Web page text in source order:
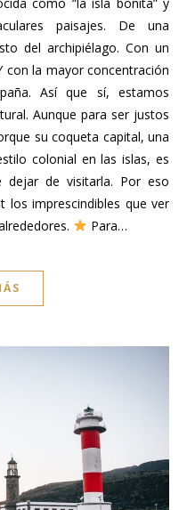
paisajes. De una
del archipiélago. Con un
con la mayor concentración
Así que sí, estamos
Aunque para ser justos
su coqueta capital, una
colonial en las islas, es
de visitarla. Por eso
los imprescindibles que ver
Para…